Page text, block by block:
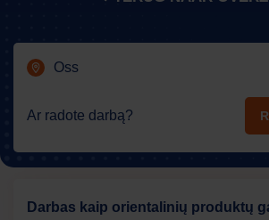
Oss
Ar radote darbą?
Darbas kaip orientalinių produktų